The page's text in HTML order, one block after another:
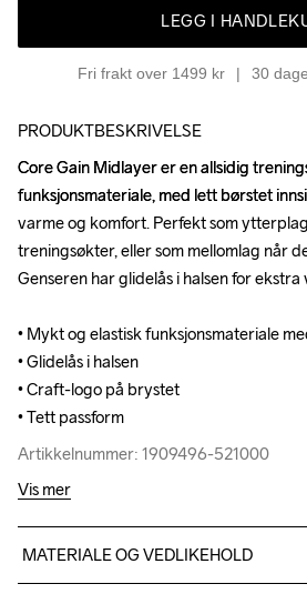
LEGG I
Fri frakt over 1499 kr 30
PRODUKTBESKRIVELSE
Core Gain Midlayer er en allsidig
funksjonsmateriale, med lett børstet
varme og komfort. Perfekt som
treningsøkter, eller som mellomlag når
Genseren har glidelås i halsen for ekstra
• Mykt og elastisk funksjonsmateriale
• Glidelås i halsen
• Craft-logo på brystet
• Tett passform
Artikkelnummer: 1909496-521000
Core Gain Midlayer er en allsidig
funksjonsmateriale, med lett børstet
varme og komfort. Perfekt som
treningsøkter, eller som mellomlag når
Genseren har glidelås i halsen for ekstra
• Mykt og elastisk funksjonsmateriale
• Glidelås i halsen
• Craft-logo på brystet
• Tett passform
Artikkelnummer: 1909496-521000
Vis mer
MATERIALE OG VEDLIKEHOLD